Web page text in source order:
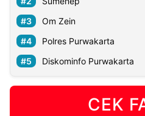
Om Zein
Polres Purwakarta
Diskominfo Purwakarta
CEK